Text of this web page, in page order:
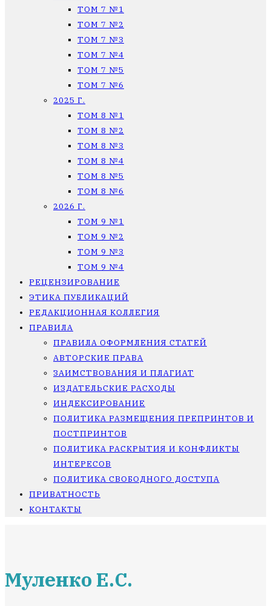
ТОМ 7 №1
ТОМ 7 №2
ТОМ 7 №3
ТОМ 7 №4
ТОМ 7 №5
ТОМ 7 №6
2025 Г.
ТОМ 8 №1
ТОМ 8 №2
ТОМ 8 №3
ТОМ 8 №4
ТОМ 8 №5
ТОМ 8 №6
2026 Г.
ТОМ 9 №1
ТОМ 9 №2
ТОМ 9 №3
ТОМ 9 №4
РЕЦЕНЗИРОВАНИЕ
ЭТИКА ПУБЛИКАЦИЙ
РЕДАКЦИОННАЯ КОЛЛЕГИЯ
ПРАВИЛА
ПРАВИЛА ОФОРМЛЕНИЯ СТАТЕЙ
АВТОРСКИЕ ПРАВА
ЗАИМСТВОВАНИЯ И ПЛАГИАТ
ИЗДАТЕЛЬСКИЕ РАСХОДЫ
ИНДЕКСИРОВАНИЕ
ПОЛИТИКА РАЗМЕЩЕНИЯ ПРЕПРИНТОВ И
ПОСТПРИНТОВ
ПОЛИТИКА РАСКРЫТИЯ И КОНФЛИКТЫ
ИНТЕРЕСОВ
ПОЛИТИКА СВОБОДНОГО ДОСТУПА
ПРИВАТНОСТЬ
КОНТАКТЫ
Муленко Е.С.